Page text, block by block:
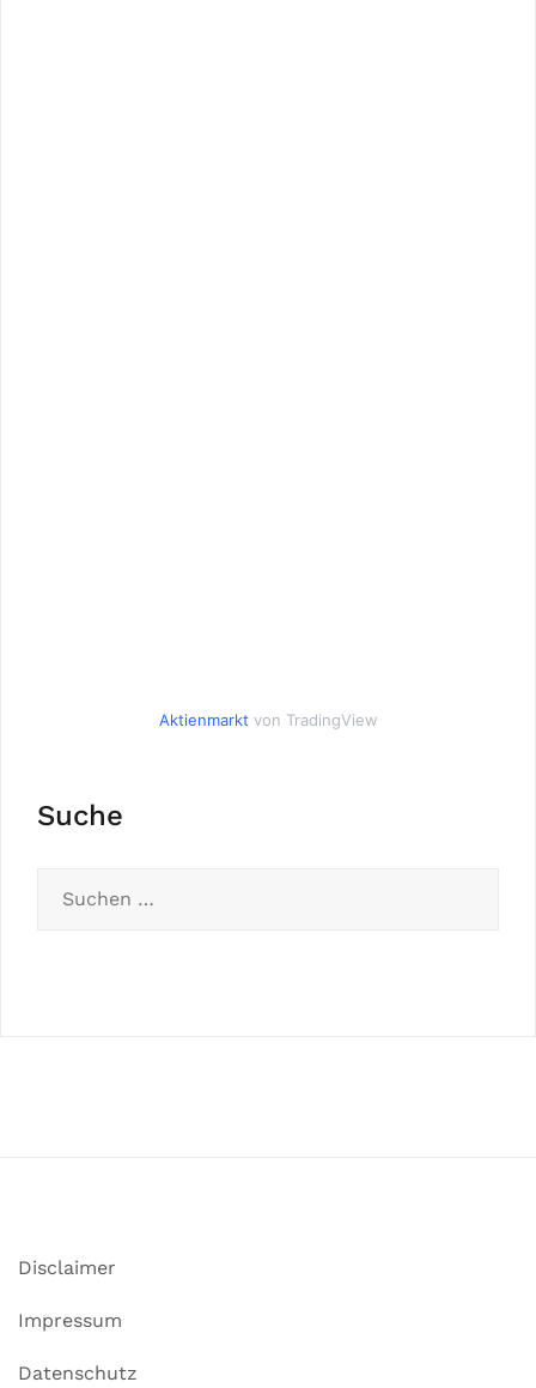
Aktienmarkt von TradingView
Suche
Disclaimer
Impressum
Datenschutz